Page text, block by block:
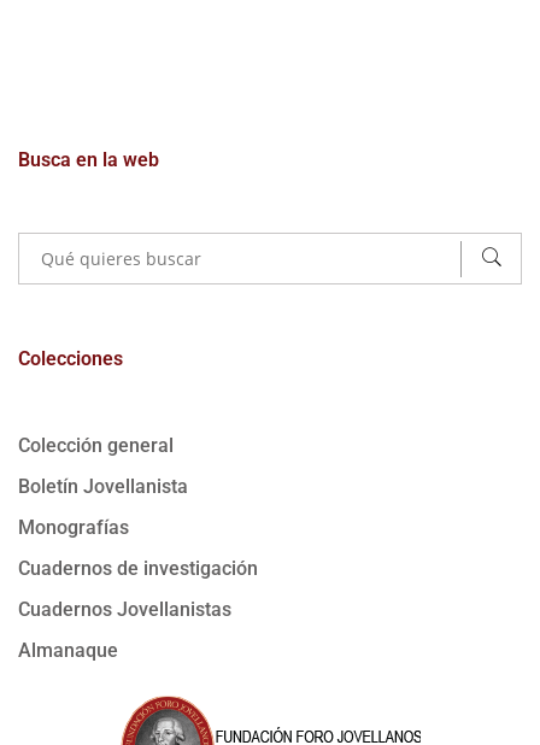
Busca en la web
Colecciones
Colección general
Boletín Jovellanista
Monografías
Cuadernos de investigación
Cuadernos Jovellanistas
Almanaque